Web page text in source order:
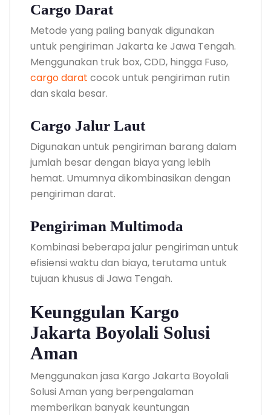
Cargo Darat
Metode yang paling banyak digunakan
untuk pengiriman Jakarta ke Jawa Tengah.
Menggunakan truk box, CDD, hingga Fuso,
cargo darat cocok untuk pengiriman rutin
dan skala besar.
Cargo Jalur Laut
Digunakan untuk pengiriman barang dalam
jumlah besar dengan biaya yang lebih
hemat. Umumnya dikombinasikan dengan
pengiriman darat.
Pengiriman Multimoda
Kombinasi beberapa jalur pengiriman untuk
efisiensi waktu dan biaya, terutama untuk
tujuan khusus di Jawa Tengah.
Keunggulan Kargo
Jakarta Boyolali Solusi
Aman
Menggunakan jasa Kargo Jakarta Boyolali
Solusi Aman yang berpengalaman
memberikan banyak keuntungan